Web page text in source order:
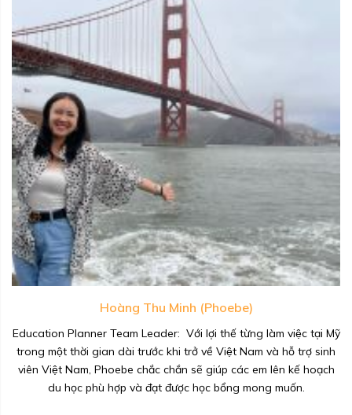
Hoàng Thu Minh (Phoebe)
Education Planner Team Leader: Với lợi thế từng làm việc tại Mỹ
trong một thời gian dài trước khi trở về Việt Nam và hỗ trợ sinh
viên Việt Nam, Phoebe chắc chắn sẽ giúp các em lên kế hoạch
du học phù hợp và đạt được học bổng mong muốn.